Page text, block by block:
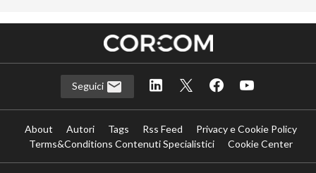
Seguici
About Autori Tags Rss Feed
Privacy e Cookie Policy
Terms&Conditions Contenuti Specialistici
Cookie Center